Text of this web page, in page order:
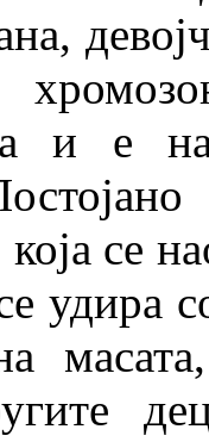
и е
која се
удира